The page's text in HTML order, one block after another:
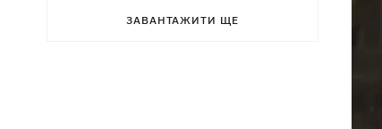
США для WSJ
ЗАВАНТАЖИТИ ЩЕ